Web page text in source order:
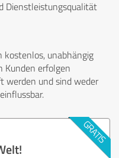
Dienstleistungsqualität
kostenlos, unabhängig
Kunden erfolgen
werden und sind weder